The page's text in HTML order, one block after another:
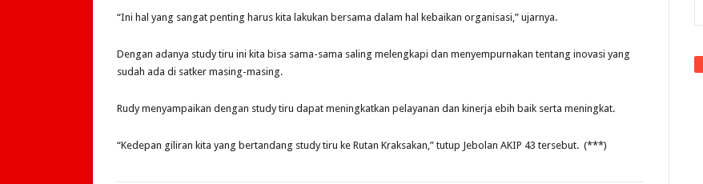
“Ini hal yang sangat penting harus kita lakukan bersama dalam hal kebaikan organisasi,” ujarnya.
Dengan adanya study tiru ini kita bisa sama-sama saling melengkapi dan menyempurnakan tentang inovasi yang
sudah ada di satker masing-masing.
Rudy menyampaikan dengan study tiru dapat meningkatkan pelayanan dan kinerja ebih baik serta meningkat.
“Kedepan giliran kita yang bertandang study tiru ke Rutan Kraksakan,” tutup Jebolan AKIP 43 tersebut. (***)